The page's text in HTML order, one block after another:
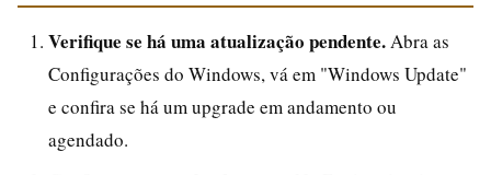
Verifique se há uma atualização pendente. Abra as
Configurações do Windows, vá em "Windows Update"
e confira se há um upgrade em andamento ou
agendado.